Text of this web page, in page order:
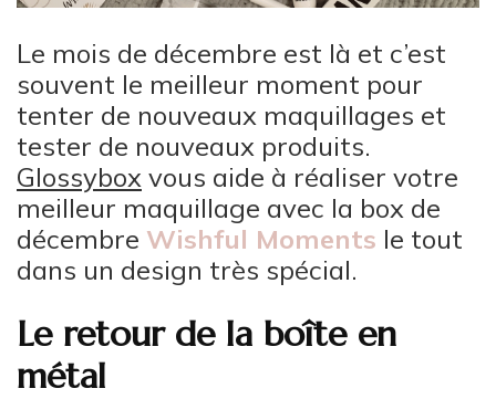
Le mois de décembre est là et c’est
souvent le meilleur moment pour
tenter de nouveaux maquillages et
tester de nouveaux produits.
Glossybox vous aide à réaliser votre
meilleur maquillage avec la box de
décembre Wishful Moments le tout
dans un design très spécial.
Le retour de la boîte en
métal